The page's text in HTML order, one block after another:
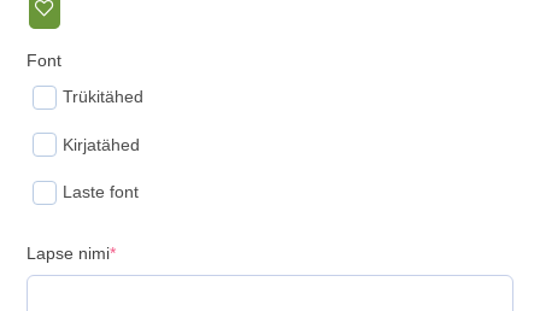
Font
Trükitähed
Kirjatähed
Laste font
Lapse nimi*(required)